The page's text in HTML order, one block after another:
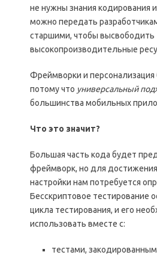
не нужны знания кодирования
можно передать
старшими, чтобы высвободить
высокопроизводительные
Фреймворки и персонализация
потому что универсальный
большинства мобильных
Что это значит?
Большая часть кода будет
фреймворк, но для
настройки нам потребуется
Бесскриптовое тестирование
цикла тестирования, и его
использовать вместе с:
тестами,